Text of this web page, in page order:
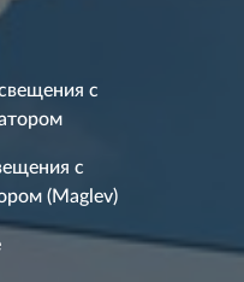
с
с
(Maglev)